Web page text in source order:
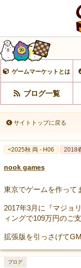
ゲームマーケットとは
ブログ一覧
サイトトップに戻る
<2025秋 両 - H06 2018
nook games
東京でゲームを作って
2017年3月に『マジョ
ィングで109万円のご
拡張版を引っさげて
ブログ